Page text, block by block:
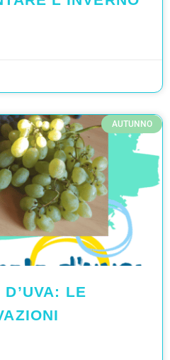
AUTUNNO
LE